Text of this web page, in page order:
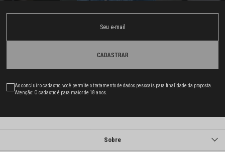
CADASTRAR
Ao concluir o cadastro, você permite o tratamento de dados pessoais para finalidade da proposta.
Atenção: O cadastro é para maior de 18 anos.
Sobre